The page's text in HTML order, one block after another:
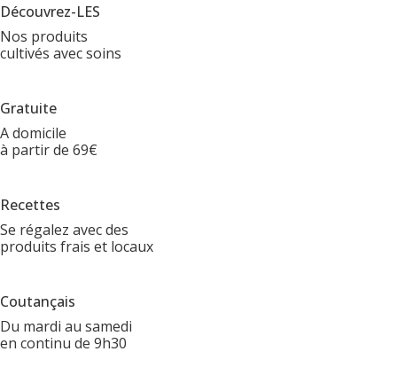
Découvrez-LES
Nos produits
cultivés avec soins
Gratuite
A domicile
à partir de 69€
Recettes
Se régalez avec des
produits frais et locaux
Coutançais
Du mardi au samedi
en continu de 9h30